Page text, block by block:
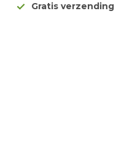
Gratis verzending